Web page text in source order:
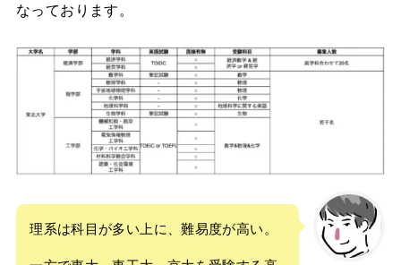
なっております。
理系は科目が多い上に、難易度が高い。